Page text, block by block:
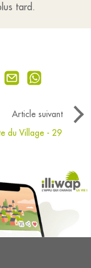
tard.
Article suivant
du Village - 29